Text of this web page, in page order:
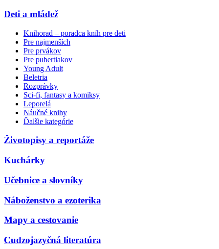
Deti a mládež
Knihorad – poradca kníh pre deti
Pre najmenších
Pre prvákov
Pre pubertiakov
Young Adult
Beletria
Rozprávky
Sci-fi, fantasy a komiksy
Leporelá
Náučné knihy
Ďalšie kategórie
Životopisy a reportáže
Kuchárky
Učebnice a slovníky
Náboženstvo a ezoterika
Mapy a cestovanie
Cudzojazyčná literatúra